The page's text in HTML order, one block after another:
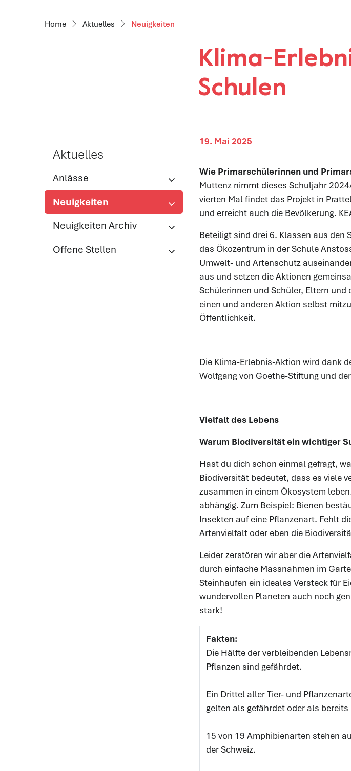
Aktuelles Neuigkeiten
Klima-
Schulen
Aktuelles
Anlässe
Neuigkeiten
(ausgewählt)
Neuigkeiten Archiv
Offene Stellen
19. Mai 2025
Wie Primarschülerinnen und
Muttenz nimmt dieses Schuljahr
vierten Mal findet das Projekt in
und erreicht auch die Bevölkerung.
Beteiligt sind drei 6. Klassen aus den
das Ökozentrum in der Schule
Umwelt- und Artenschutz
aus und setzen die Aktionen
Schülerinnen und Schüler, Eltern
einen und anderen Aktion selbst
Öffentlichkeit.
Die Klima-Erlebnis-Aktion wird dank
Wolfgang von Goethe-Stiftung und
Vielfalt des Lebens
Warum Biodiversität ein wichtiger
Hast du dich schon einmal gefragt,
Biodiversität bedeutet, dass es viele
zusammen in einem Ökosystem
abhängig. Zum Beispiel: Bienen
Insekten auf eine Pflanzenart. Fehlt
Artenvielfalt oder eben die
Leider zerstören wir aber die
durch einfache Massnahmen im
Steinhaufen ein ideales Versteck für
wundervollen Planeten auch noch
stark!
Fakten:
Die Hälfte der verbleibenden
Pflanzen sind gefährdet.
Ein Drittel aller Tier- und
gelten als gefährdet oder als
15 von 19 Amphibienarten stehen
der Schweiz.